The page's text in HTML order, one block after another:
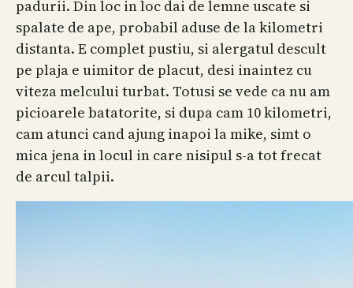
padurii. Din loc in loc dai de lemne uscate si
spalate de ape, probabil aduse de la kilometri
distanta. E complet pustiu, si alergatul descult
pe plaja e uimitor de placut, desi inaintez cu
viteza melcului turbat. Totusi se vede ca nu am
picioarele batatorite, si dupa cam 10 kilometri,
cam atunci cand ajung inapoi la mike, simt o
mica jena in locul in care nisipul s-a tot frecat
de arcul talpii.